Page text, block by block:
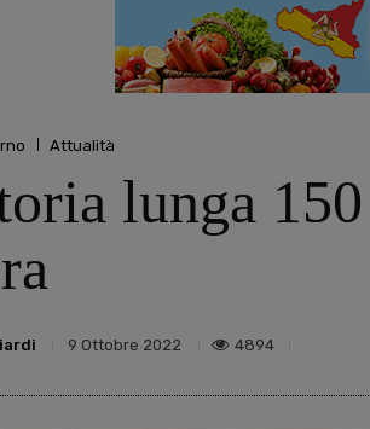
Attualità
lunga
9 Ottobre 2022 4894